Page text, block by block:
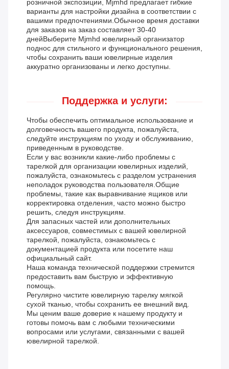
розничной экспозиции, Mjmhd предлагает гибкие
варианты для настройки дизайна в соответствии с
вашими предпочтениями.Обычное время доставки
для заказов на заказ составляет 30-40
днейВыберите Mjmhd ювелирный организатор
поднос для стильного и функционального решения,
чтобы сохранить ваши ювелирные изделия
аккуратно организованы и легко доступны.
Поддержка и услуги:
Чтобы обеспечить оптимальное использование и
долговечность вашего продукта, пожалуйста,
следуйте инструкциям по уходу и обслуживанию,
приведенным в руководстве.
Если у вас возникли какие-либо проблемы с
тарелкой для организации ювелирных изделий,
пожалуйста, ознакомьтесь с разделом устранения
неполадок руководства пользователя.Общие
проблемы, такие как выравнивание ящиков или
корректировка отделения, часто можно быстро
решить, следуя инструкциям.
Для запасных частей или дополнительных
аксессуаров, совместимых с вашей ювелирной
тарелкой, пожалуйста, ознакомьтесь с
документацией продукта или посетите наш
официальный сайт.
Наша команда технической поддержки стремится
предоставить вам быструю и эффективную
помощь.
Регулярно чистите ювелирную тарелку мягкой
сухой тканью, чтобы сохранить ее внешний вид.
Мы ценим ваше доверие к нашему продукту и
готовы помочь вам с любыми техническими
вопросами или услугами, связанными с вашей
ювелирной тарелкой.